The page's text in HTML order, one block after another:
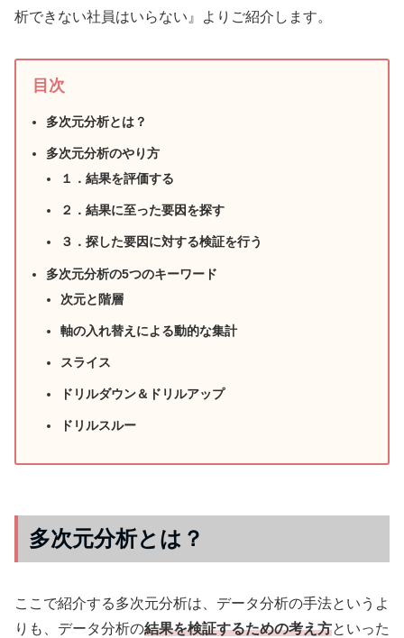
析できない社員はいらない』よりご紹介します。
目次
多次元分析とは？
多次元分析のやり方
１．結果を評価する
２．結果に至った要因を探す
３．探した要因に対する検証を行う
多次元分析の5つのキーワード
次元と階層
軸の入れ替えによる動的な集計
スライス
ドリルダウン＆ドリルアップ
ドリルスルー
多次元分析とは？
ここで紹介する多次元分析は、データ分析の手法というよ
りも、データ分析の結果を検証するための考え方といった